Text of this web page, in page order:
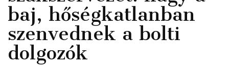
baj, hőségkatlanban
szenvednek a bolti
dolgozók